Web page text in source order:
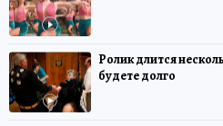
Ролик длится
будете долго